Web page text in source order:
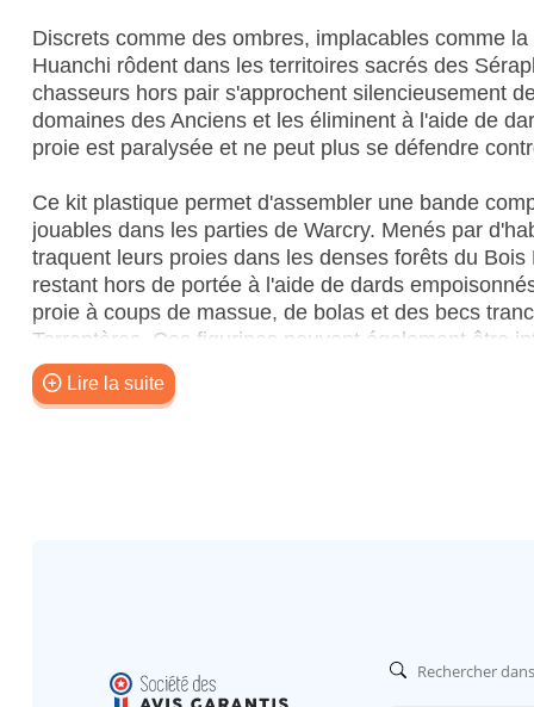
Discrets comme des ombres, implacables comme
Huanchi rôdent dans les territoires sacrés des
chasseurs hors pair s'approchent silencieusement
domaines des Anciens et les éliminent à l'aide de
proie est paralysée et ne peut plus se défendre
Ce kit plastique permet d'assembler une bande
jouables dans les parties de Warcry. Menés par
traquent leurs proies dans les denses forêts du
restant hors de portée à l'aide de dards
proie à coups de massue, de bolas et des becs
Terraptères. Ces figurines peuvent également être
dans les parties de Warhammer Age of Sigmar.
– 1x Sonneur de Cor, armé d'une massue de
soit de massues de pierre lunaire soit de bolas de
– 3x Skinks Caméléons avec sarbacane
Lire la suite